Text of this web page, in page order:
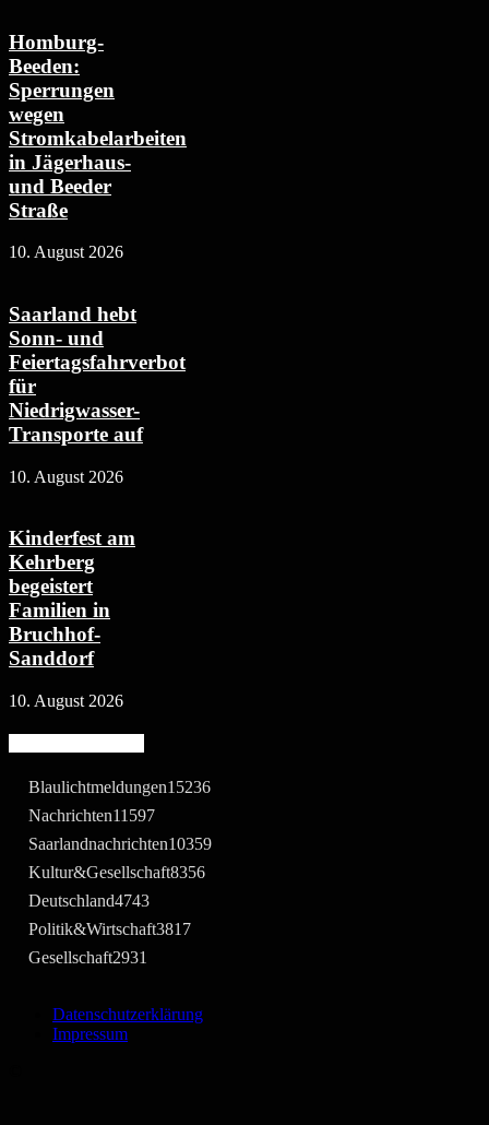
Homburg-
Beeden:
Sperrungen
wegen
Stromkabelarbeiten
in Jägerhaus-
und Beeder
Straße
10. August 2026
Saarland hebt
Sonn- und
Feiertagsfahrverbot
für
Niedrigwasser-
Transporte auf
10. August 2026
Kinderfest am
Kehrberg
begeistert
Familien in
Bruchhof-
Sanddorf
10. August 2026
Blaulichtmeldungen15236
Nachrichten11597
Saarlandnachrichten10359
Kultur&Gesellschaft8356
Deutschland4743
Politik&Wirtschaft3817
Gesellschaft2931
Datenschutzerklärung
Impressum